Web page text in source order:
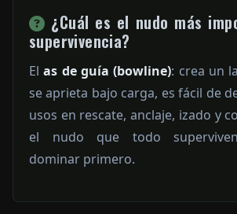
¿Cuál es el nudo más
supervivencia?
Elas de guía (bowline): crea un
se aprieta bajo carga, es fácil de
usos en rescate, anclaje, izado y
el nudo que todo
dominar primero.